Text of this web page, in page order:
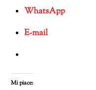
WhatsApp
E-mail
Mi piace: